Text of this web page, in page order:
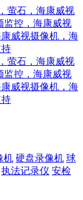
机 硬盘录像机 球
执法记录仪 安检